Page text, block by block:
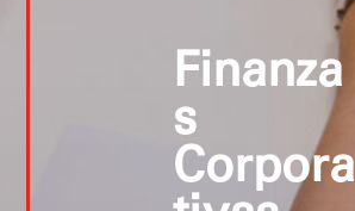
Finanza
s
Corpora